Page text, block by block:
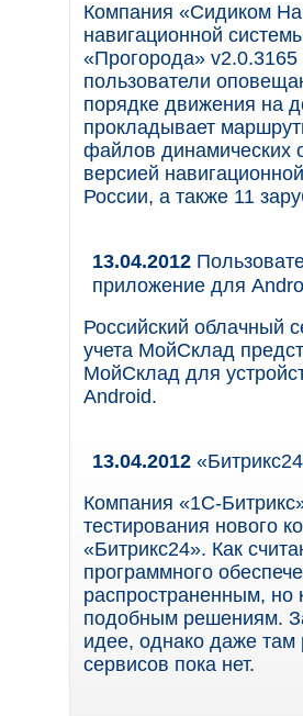
Компания «Сидиком
навигационной
«Прогорода»
пользователи
порядке движения на
прокладывает
файлов динамических
версией
России, а также 11
13.04.2012
приложение для
Российский облачный
учета МойСклад
МойСклад для
Android.
13.04.2012
Компания «1С-
тестирования нового
«Битрикс24». Как
программного
распространенным, но
подобным решениям.
идее, однако даже там
сервисов пока нет.